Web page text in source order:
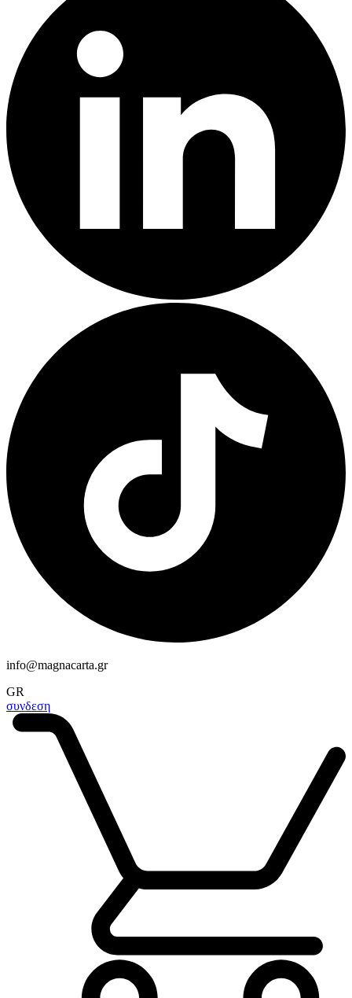
info@magnacarta.gr
GR
συνδεση